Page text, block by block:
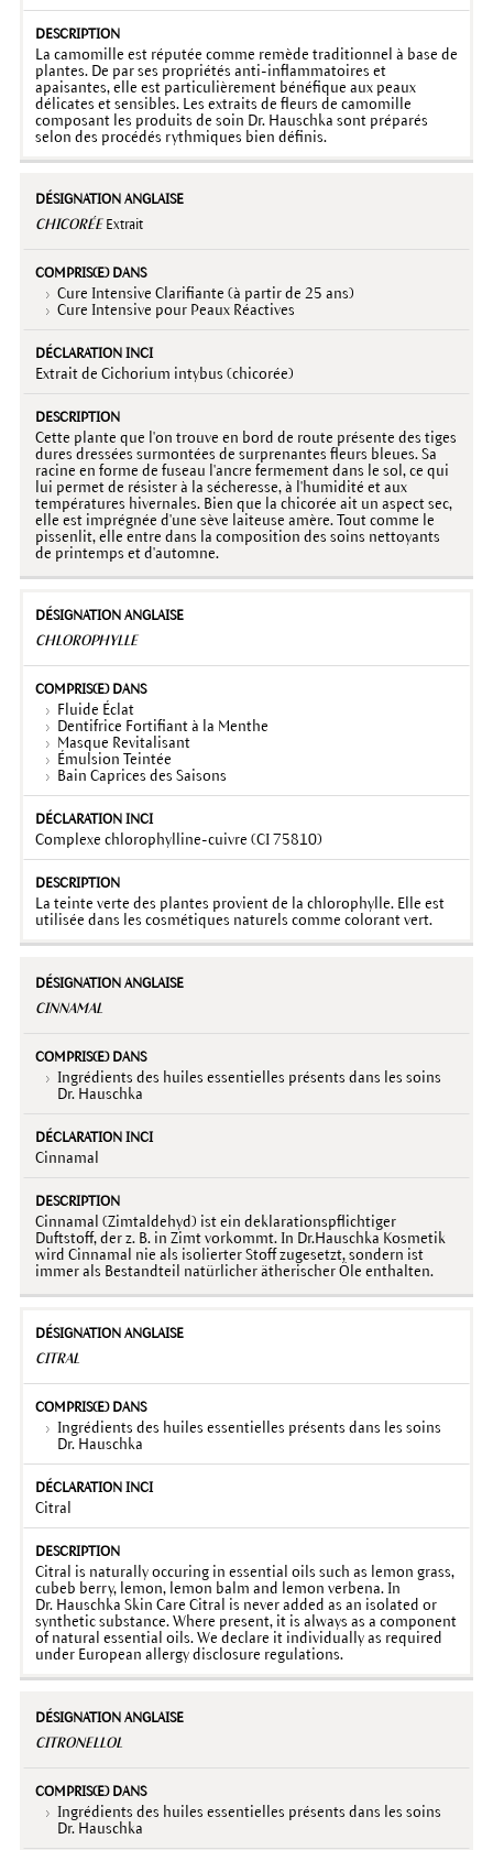
La camomille est réputée comme remède traditionnel à base de
plantes. De par ses propriétés anti-inflammatoires et
apaisantes, elle est particulièrement bénéfique aux peaux
délicates et sensibles. Les extraits de fleurs de camomille
composant les produits de soin Dr. Hauschka sont préparés
selon des procédés rythmiques bien définis.
CHICORÉEExtrait
Cure Intensive Clarifiante (à partir de 25 ans)
Cure Intensive pour Peaux Réactives
Extrait de Cichorium intybus (chicorée)
Cette plante que l'on trouve en bord de route présente des tiges
dures dressées surmontées de surprenantes fleurs bleues. Sa
racine en forme de fuseau l'ancre fermement dans le sol, ce qui
lui permet de résister à la sécheresse, à l'humidité et aux
températures hivernales. Bien que la chicorée ait un aspect sec,
elle est imprégnée d'une sève laiteuse amère. Tout comme le
pissenlit, elle entre dans la composition des soins nettoyants
de printemps et d'automne.
CHLOROPHYLLE
Fluide Éclat
Dentifrice Fortifiant à la Menthe
Masque Revitalisant
Émulsion Teintée
Bain Caprices des Saisons
Complexe chlorophylline-cuivre (CI 75810)
La teinte verte des plantes provient de la chlorophylle. Elle est
utilisée dans les cosmétiques naturels comme colorant vert.
CINNAMAL
Ingrédients des huiles essentielles présents dans les soins
Dr. Hauschka
Cinnamal
Cinnamal (Zimtaldehyd) ist ein deklarationspflichtiger
Duftstoff, der z. B. in Zimt vorkommt. In Dr.Hauschka Kosmetik
wird Cinnamal nie als isolierter Stoff zugesetzt, sondern ist
immer als Bestandteil natürlicher ätherischer Öle enthalten.
CITRAL
Ingrédients des huiles essentielles présents dans les soins
Dr. Hauschka
Citral
Citral is naturally occuring in essential oils such as lemon grass,
cubeb berry, lemon, lemon balm and lemon verbena. In
Dr. Hauschka Skin Care Citral is never added as an isolated or
synthetic substance. Where present, it is always as a component
of natural essential oils. We declare it individually as required
under European allergy disclosure regulations.
CITRONELLOL
Ingrédients des huiles essentielles présents dans les soins
Dr. Hauschka